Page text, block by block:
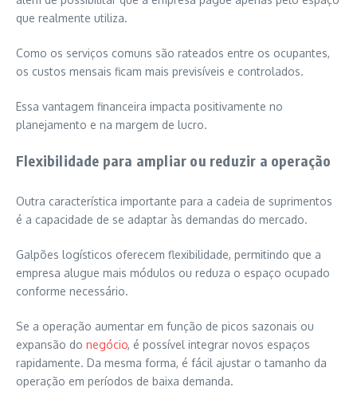
que realmente utiliza.
Como os serviços comuns são rateados entre os ocupantes,
os custos mensais ficam mais previsíveis e controlados.
Essa vantagem financeira impacta positivamente no
planejamento e na margem de lucro.
Flexibilidade para ampliar ou reduzir a operação
Outra característica importante para a cadeia de suprimentos
é a capacidade de se adaptar às demandas do mercado.
Galpões logísticos oferecem flexibilidade, permitindo que a
empresa alugue mais módulos ou reduza o espaço ocupado
conforme necessário.
Se a operação aumentar em função de picos sazonais ou
expansão do negócio, é possível integrar novos espaços
rapidamente. Da mesma forma, é fácil ajustar o tamanho da
operação em períodos de baixa demanda.